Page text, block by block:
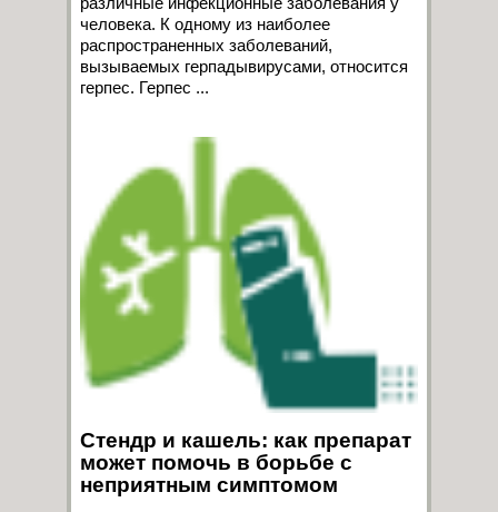
человека. К одному из наиболее
распространенных заболеваний,
вызываемых герпадывирусами, относится
герпес. Герпес ...
Стендр и кашель: как препарат
может помочь в борьбе с
неприятным симптомом